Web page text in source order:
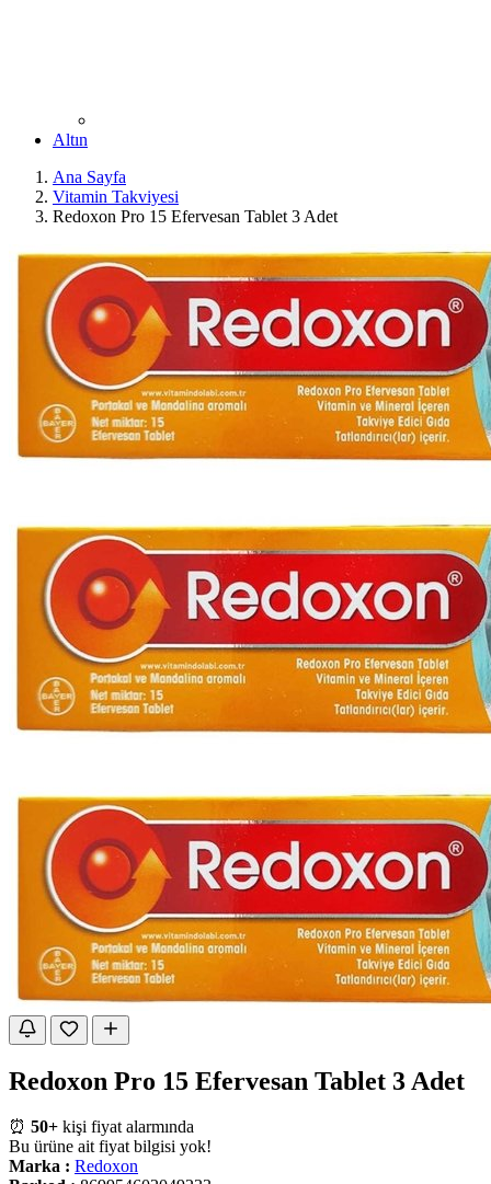
Altın
Ana Sayfa
Vitamin Takviyesi
Redoxon Pro 15 Efervesan Tablet 3 Adet
Redoxon Pro 15 Efervesan Tablet 3 Adet
⏰ 50+ kişi fiyat alarmında
Bu ürüne ait fiyat bilgisi yok!
Marka : Redoxon